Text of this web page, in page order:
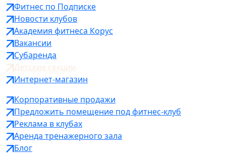
Фитнес по Подписке
Новости клубов
Академия фитнеса Корус
Вакансии
Субаренда
Детские секции
Интернет-магазин
Корпоративные продажи
Предложить помещение под фитнес-клуб
Реклама в клубах
Аренда тренажерного зала
Блог